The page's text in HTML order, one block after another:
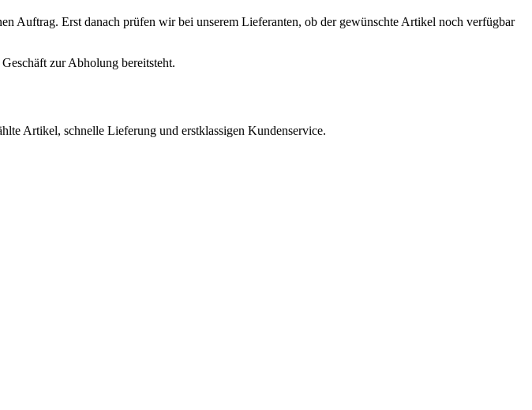
Auftrag. Erst danach prüfen wir bei unserem Lieferanten, ob der gewünschte Artikel noch verfügbar
zur Abholung bereitsteht.
Artikel, schnelle Lieferung und erstklassigen Kundenservice.